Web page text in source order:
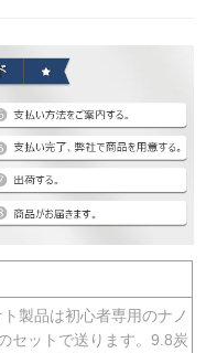
製品は初心者専用のナノ
セットで送ります。9.8炭